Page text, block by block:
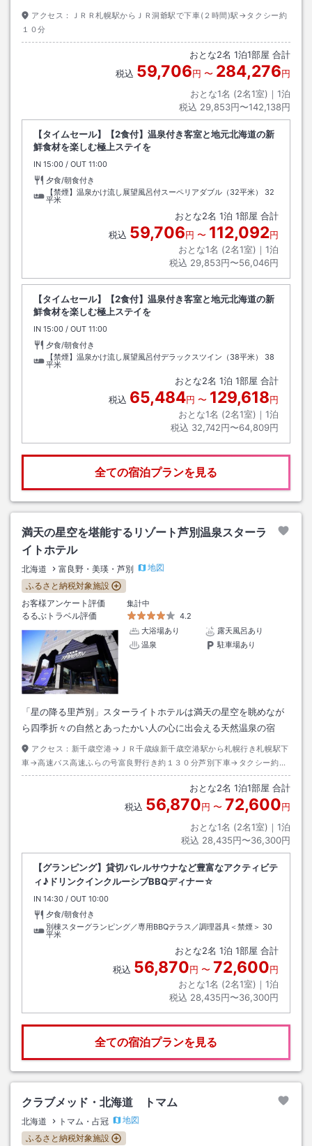
アクセス：
ＪＲＲ札幌駅からＪＲ洞爺駅で下車(２時間)駅→タクシー約
１０分
おとな2名 1泊1部屋 合計
税込 59,706円 〜 284,276円
おとな1名 (2名1室)｜ 1泊
税込 29,853円〜142,138円
【タイムセール】【2食付】温泉付き客室と地元北海道の新
鮮食材を楽しむ極上ステイを
IN チェックイン
15:00 / OUT チェックアウト
11:00
夕食/朝食付き
【禁煙】温泉かけ流し展望風呂付スーペリアダブル（32平米）
32
平米
おとな2名 1泊 1部屋 合計
税込 59,706円 〜 112,092円
おとな1名 (2名1室)｜ 1泊
税込 29,853円〜56,046円
【タイムセール】【2食付】温泉付き客室と地元北海道の新
鮮食材を楽しむ極上ステイを
IN チェックイン
15:00 / OUT チェックアウト
11:00
夕食/朝食付き
【禁煙】温泉かけ流し展望風呂付デラックスツイン（38平米）
38
平米
おとな2名 1泊 1部屋 合計
税込 65,484円 〜 129,618円
おとな1名 (2名1室)｜ 1泊
税込 32,742円〜64,809円
全ての宿泊プランを見る
満天の星空を堪能するリゾート芦別温泉スターラ
イトホテル
北海道 富良野・美瑛・芦別
地図
ふるさと納税対象施設
お客様アンケート評価
集計中
るるぶトラベル評価
4.2
大浴場あり
露天風呂あり
温泉
駐車場あり
「星の降る里芦別」スターライトホテルは満天の星空を眺めなが
ら四季折々の自然とあったかい人の心に出会える天然温泉の宿
アクセス： 新千歳空港→ＪＲ千歳線新千歳空港駅から札幌行き札幌駅下
車→高速バス高速ふらの号富良野行き約１３０分芦別下車→タクシー約１
５分
おとな2名 1泊1部屋 合計
税込 56,870円 〜 72,600円
おとな1名 (2名1室)｜ 1泊
税込 28,435円〜36,300円
【グランピング】貸切バレルサウナなど豊富なアクティビテ
ィ♪ドリンクインクルーシブBBQディナー☆
IN チェックイン
14:30 / OUT チェックアウト
10:00
夕食/朝食付き
別棟スターグランピング／専用BBQテラス／調理器具＜禁煙＞ 30
平米
おとな2名 1泊 1部屋 合計
税込 56,870円 〜 72,600円
おとな1名 (2名1室)｜ 1泊
税込 28,435円〜36,300円
全ての宿泊プランを見る
クラブメッド・北海道 トマム
北海道 トマム・占冠
地図
ふるさと納税対象施設